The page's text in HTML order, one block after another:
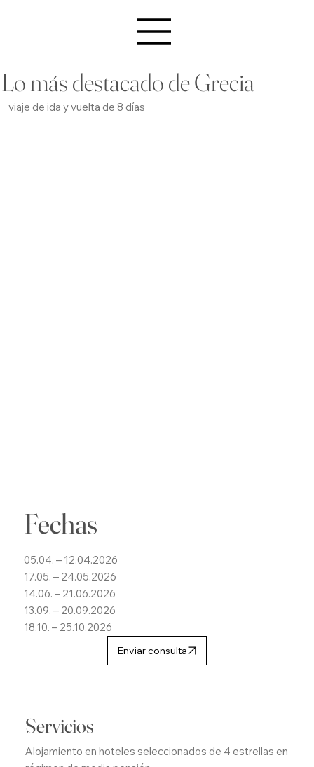
Lo más destacado de Grecia
viaje de ida y vuelta de 8 días
Servicios
Alojamiento en hoteles seleccionados de 4 estrellas en
Fechas
05.04. – 12.04.2026
17.05. – 24.05.2026
14.06. – 21.06.2026
13.09. – 20.09.2026
18.10. – 25.10.2026
Enviar consulta